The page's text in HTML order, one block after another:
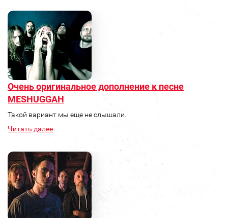
Очень оригинальное дополнение к песне
MESHUGGAH
Такой вариант мы еще не слышали.
Читать далее